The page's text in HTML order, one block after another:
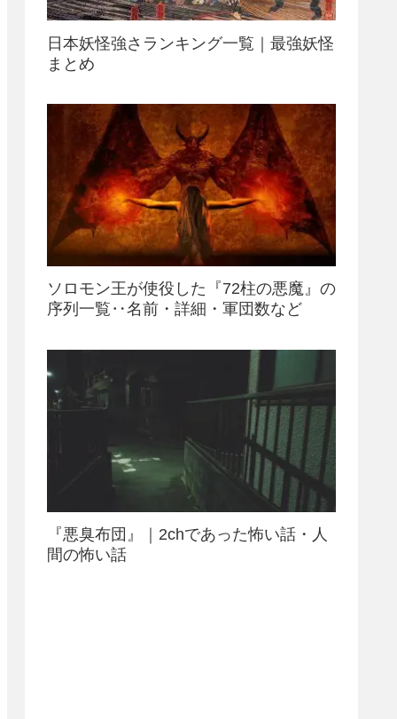
日本妖怪強さランキング一覧｜最強妖怪
まとめ
ソロモン王が使役した『72柱の悪魔』の
序列一覧‥名前・詳細・軍団数など
『悪臭布団』｜2chであった怖い話・人
間の怖い話